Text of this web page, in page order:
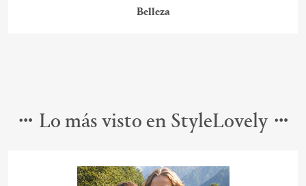
Belleza
Lo más visto en StyleLovely